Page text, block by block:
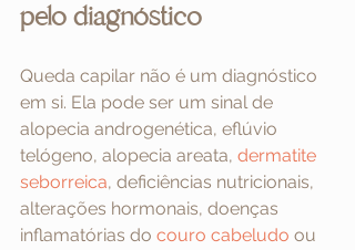
pelo diagnóstico
Queda capilar não é um diagnóstico
em si. Ela pode ser um sinal de
alopecia androgenética, eflúvio
telógeno, alopecia areata, dermatite
seborreica, deficiências nutricionais,
alterações hormonais, doenças
inflamatórias do couro cabeludo ou